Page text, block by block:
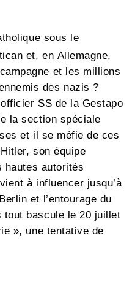
sous le
et, en Allemagne,
et les millions
des nazis ?
SS de la Gestapo
la section spéciale
et il se méfie de ces
son équipe
hautes autorités
à influencer jusqu’à
et l’entourage du
tout bascule le 20 juillet
», une tentative de
nazi. Pour les conjurés,